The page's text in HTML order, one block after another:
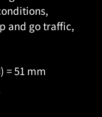
and go traffic,
= 51 mm